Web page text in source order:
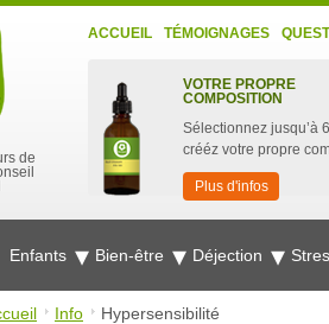
de
ACCUEIL TÉMOIGNAGES
VOTRE PROPRE
COMPOSITION
Sélectionnez jusqu’à
crééz votre propre
Plus d'infos
Enfants Bien-être Déjection
Info Hypersensibilité